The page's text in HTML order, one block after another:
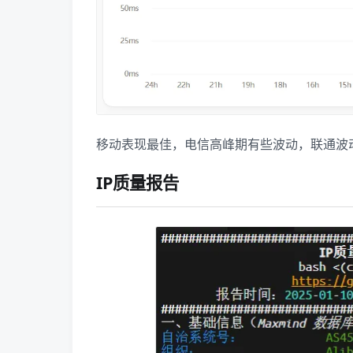
移动表现最佳，电信高峰期有些波动，联通波
IP质量报告